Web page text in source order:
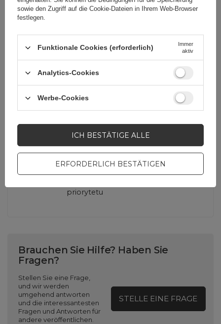
Maximale
3 A
Kabel enthalten Nein
Steckertyp USB-A (weiblich)
priorytetu
Brauchen Sie Hilfe? Haben Sie
Fragen?
Stellen Sie eine Frage,
und wir werden
umgehend antworten
und die interessantesten
Fragen und Antworten für
andere veröffentlichen.
STELLE EINE FRAGE
sowie den Zugriff auf die Cookie-Dateien in Ihrem Web-Browser
festlegen.
Funktionale Cookies (erforderlich)
Immer
aktiv
Analytics-Cookies
Werbe-Cookies
ERFORDERLICH BESTÄTIGEN
ICH BESTÄTIGE ALLE